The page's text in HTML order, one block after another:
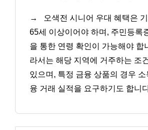
→
오색전 시니어 우대 혜택은
65세 이상이어야 하며, 주민등록
을 통한 연령 확인이 가능해야 합
라서는 해당 지역에 거주하는 조
있으며, 특정 금융 상품의 경우
융 거래 실적을 요구하기도 합니